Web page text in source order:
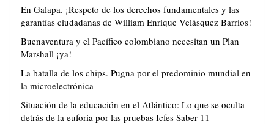
En Galapa. ¡Respeto de los derechos fundamentales y las
garantías ciudadanas de William Enrique Velásquez Barrios!
Buenaventura y el Pacífico colombiano necesitan un Plan
Marshall ¡ya!
La batalla de los chips. Pugna por el predominio mundial en
la microelectrónica
Situación de la educación en el Atlántico: Lo que se oculta
detrás de la euforia por las pruebas Icfes Saber 11